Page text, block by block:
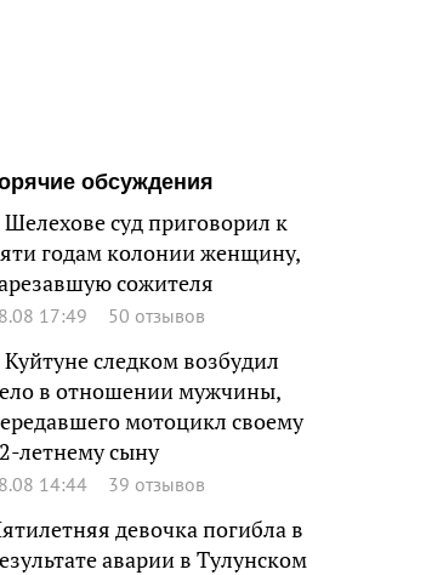
обсуждения
суд приговорил к
годам колонии женщину,
сожителя
17:49 50 отзывов
следком возбудил
в отношении мужчины,
мотоцикл своему
летнему сыну
14:44 39 отзывов
девочка погибла в
аварии в Тулунском